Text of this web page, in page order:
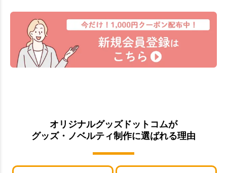
オリジナルグッズドットコムが
グッズ・ノベルティ制作に選ばれる理由